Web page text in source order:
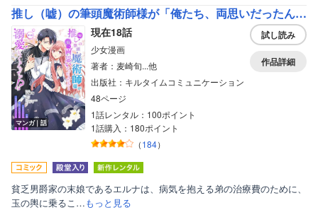
推し（嘘）の筆頭魔術師様が「俺たち、両思いだったんだね」と溺愛してくるんですが！？
マンガ｜話
現在18話
少女漫画
著者：麦崎旬...他
出版社：キルタイムコミュニケーション
48ページ
1話レンタル：100ポイント
1話購入：180ポイント
（184）
試し読み
作品詳細
貧乏男爵家の末娘であるエルナは、病気を抱える弟の治療費のために、
玉の輿に乗るこ…もっと見る